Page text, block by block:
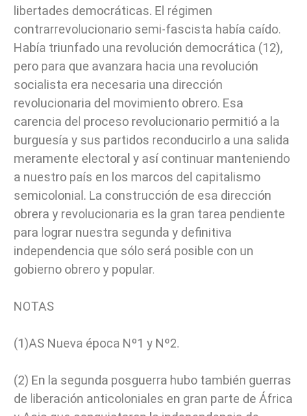
libertades democráticas. El régimen
contrarrevolucionario semi-fascista había caído.
Había triunfado una revolución democrática (12),
pero para que avanzara hacia una revolución
socialista era necesaria una dirección
revolucionaria del movimiento obrero. Esa
carencia del proceso revolucionario permitió a la
burguesía y sus partidos reconducirlo a una salida
meramente electoral y así continuar manteniendo
a nuestro país en los marcos del capitalismo
semicolonial. La construcción de esa dirección
obrera y revolucionaria es la gran tarea pendiente
para lograr nuestra segunda y definitiva
independencia que sólo será posible con un
gobierno obrero y popular.
NOTAS
(1)AS Nueva época Nº1 y Nº2.
(2) En la segunda posguerra hubo también guerras
de liberación anticoloniales en gran parte de África